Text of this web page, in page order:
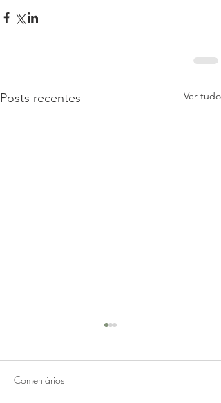
Posts recentes Ver tudo
Comentários